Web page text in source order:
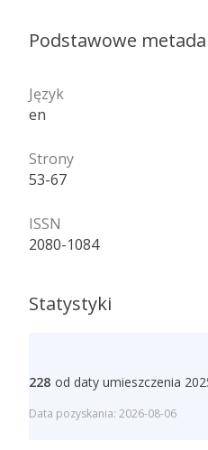
Podstawowe
Język
en
Strony
53-67
ISSN
2080-1084
Statystyki
228 od daty umieszczenia
Data pozyskania: 2026-08-06